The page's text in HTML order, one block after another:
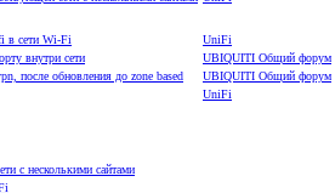
в сети Wi-Fi UniFi
внутри сети UBIQUITI Общий форум
после обновления до zone based UBIQUITI Общий форум
UniFi
с несколькими сайтами